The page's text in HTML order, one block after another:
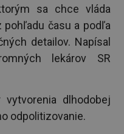
sa chce vláda
pohľadu času a podľa
detailov. Napísal
lekárov SR
dlhodobej
odpolitizovanie.